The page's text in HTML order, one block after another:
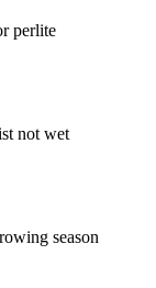
perlite
not wet
season